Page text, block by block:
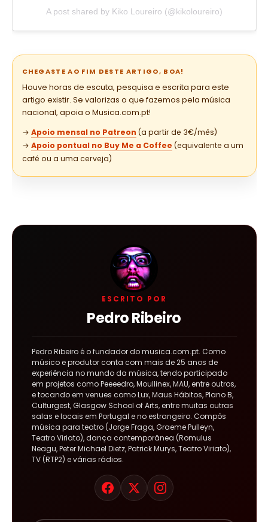
A post shared by Kiko Loureiro (@kikoloureiro)
CHEGASTE AO FIM DESTE ARTIGO, BOA!
Houve horas de escuta, pesquisa e escrita para este
artigo existir. Se valorizas o que fazemos pela música
nacional, apoia o Musica.com.pt!
→ Apoio mensal no Patreon (a partir de 3€/mês)
→ Apoio pontual no Buy Me a Coffee (equivalente a um
café ou a uma cerveja)
ESCRITO POR
Pedro Ribeiro
Pedro Ribeiro é o fundador do musica.com.pt. Como
músico e produtor conta com mais de 25 anos de
experiência no mundo da música, tendo participado
em projetos como Peeeedro, Moullinex, MAU, entre outros,
e tocando em venues como Lux, Maus Hábitos, Plano B,
Culturgest, Glasgow School of Arts, entre muitas outras
salas e locais em Portugal e no estrangeiro. Compôs
música para teatro (Jorge Fraga, Graeme Pulleyn,
Teatro Viriato), dança contemporânea (Romulus
Neagu, Peter Michael Dietz, Patrick Murys, Teatro Viriato),
TV (RTP2) e várias rádios.